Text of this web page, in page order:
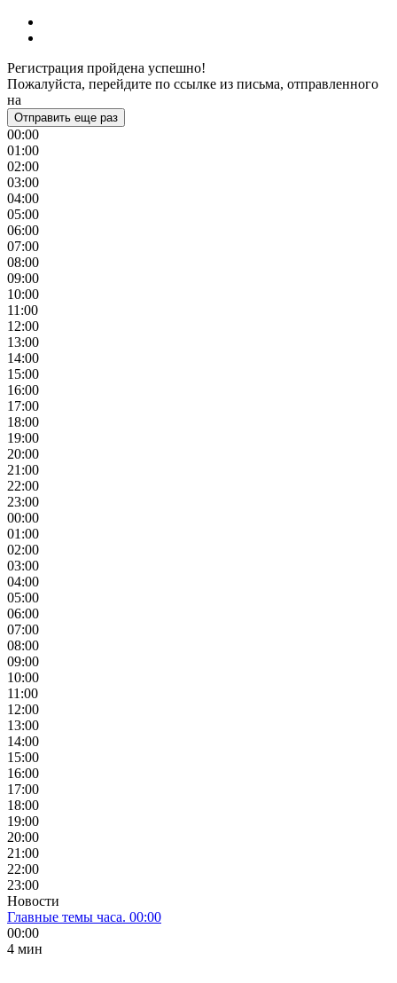
Регистрация пройдена успешно!
Пожалуйста, перейдите по ссылке из письма, отправленного
на
Отправить еще раз
00:00
01:00
02:00
03:00
04:00
05:00
06:00
07:00
08:00
09:00
10:00
11:00
12:00
13:00
14:00
15:00
16:00
17:00
18:00
19:00
20:00
21:00
22:00
23:00
00:00
01:00
02:00
03:00
04:00
05:00
06:00
07:00
08:00
09:00
10:00
11:00
12:00
13:00
14:00
15:00
16:00
17:00
18:00
19:00
20:00
21:00
22:00
23:00
Новости
Главные темы часа. 00:00
00:00
4 мин